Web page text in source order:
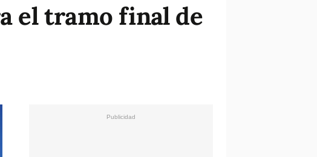
el tramo final de